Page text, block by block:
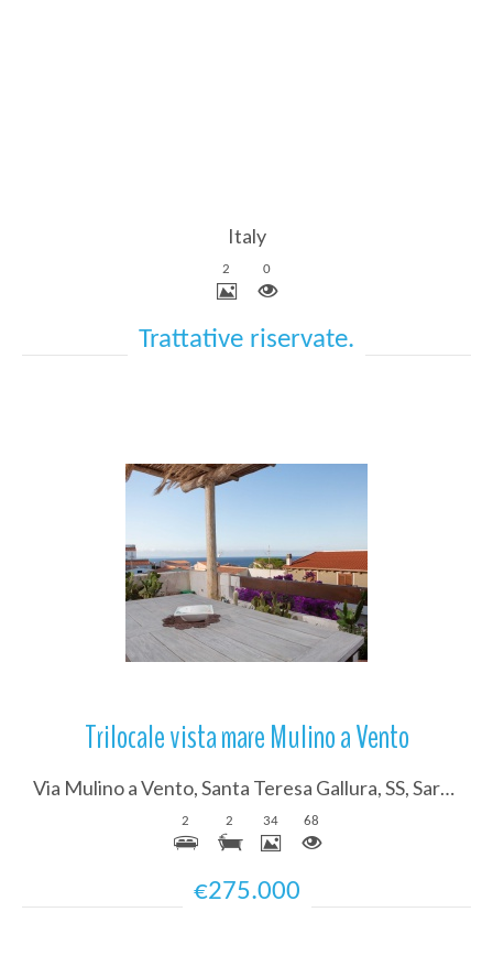
Italy
2 0
Trattative riservate.
Più Dettagli
Trilocale vista mare Mulino a Vento
Via Mulino a Vento, Santa Teresa Gallura, SS, Sardegna, Italy
2 2 34 68
€275.000